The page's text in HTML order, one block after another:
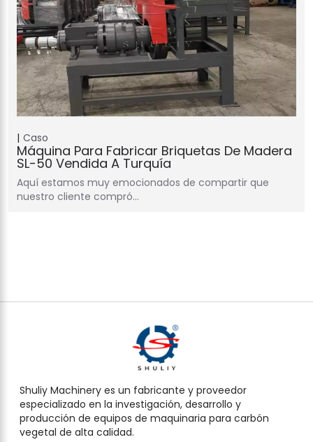
Caso
Máquina Para Fabricar Briquetas De Madera
SL-50 Vendida A Turquía
Aquí estamos muy emocionados de compartir que
nuestro cliente compró…
Shuliy Machinery es un fabricante y proveedor
especializado en la investigación, desarrollo y
producción de equipos de maquinaria para carbón
vegetal de alta calidad.